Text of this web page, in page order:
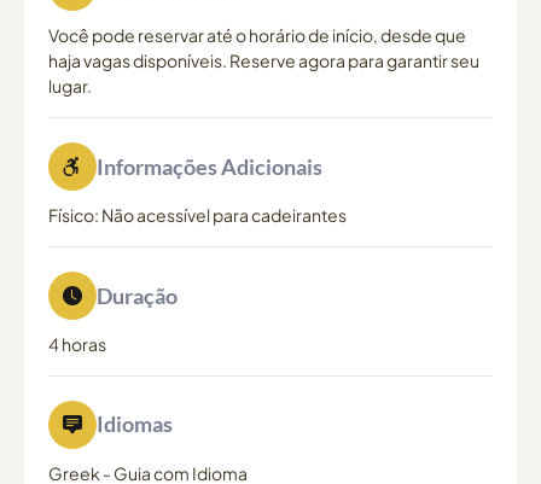
Você pode reservar até o horário de início, desde que
haja vagas disponíveis. Reserve agora para garantir seu
lugar.
Informações Adicionais
Físico: Não acessível para cadeirantes
Duração
4 horas
Idiomas
Greek - Guia com Idioma